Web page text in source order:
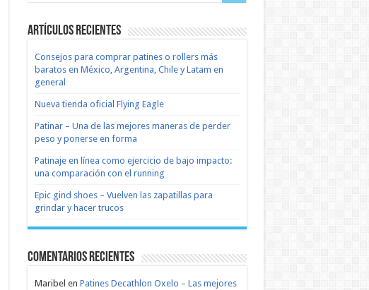
Artículos recientes
Consejos para comprar patines o rollers más
baratos en México, Argentina, Chile y Latam en
general
Nueva tienda oficial Flying Eagle
Patinar – Una de las mejores maneras de perder
peso y ponerse en forma
Patinaje en línea como ejercicio de bajo impacto:
una comparación con el running
Epic gind shoes – Vuelven las zapatillas para
grindar y hacer trucos
Comentarios recientes
Maribel en Patines Decathlon Oxelo – Las mejores